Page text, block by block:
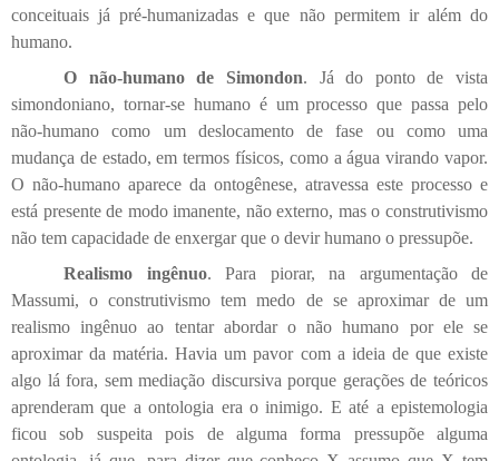
conceituais já pré-humanizadas e que não permitem ir além do
humano.
O não-humano de Simondon. Já do ponto de vista
simondoniano, tornar-se humano é um processo que passa pelo
não-humano como um deslocamento de fase ou como uma
mudança de estado, em termos físicos, como a água virando vapor.
O não-humano aparece da ontogênese, atravessa este processo e
está presente de modo imanente, não externo, mas o construtivismo
não tem capacidade de enxergar que o devir humano o pressupõe.
Realismo ingênuo. Para piorar, na argumentação de
Massumi, o construtivismo tem medo de se aproximar de um
realismo ingênuo ao tentar abordar o não humano por ele se
aproximar da matéria. Havia um pavor com a ideia de que existe
algo lá fora, sem mediação discursiva porque gerações de teóricos
aprenderam que a ontologia era o inimigo. E até a epistemologia
ficou sob suspeita pois de alguma forma pressupõe alguma